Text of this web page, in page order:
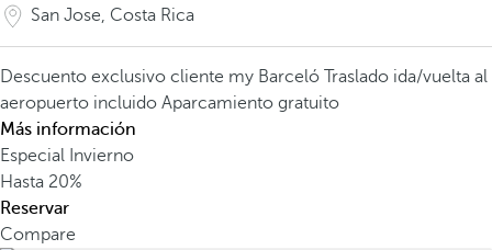
San Jose, Costa Rica
Descuento exclusivo cliente my Barceló Traslado ida/vuelta al
aeropuerto incluido Aparcamiento gratuito
Más información
Especial Invierno
Hasta 20%
Reservar
Compare